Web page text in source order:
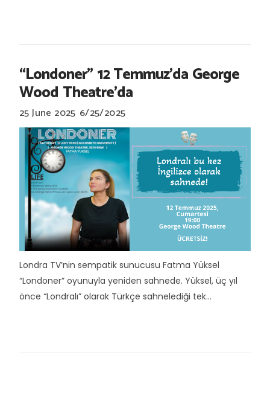
“Londoner” 12 Temmuz’da George
Wood Theatre’da
25 June 2025 6/25/2025
Londra TV’nin sempatik sunucusu Fatma Yüksel
“Londoner” oyunuyla yeniden sahnede. Yüksel, üç yıl
önce “Londralı” olarak Türkçe sahnelediği tek...